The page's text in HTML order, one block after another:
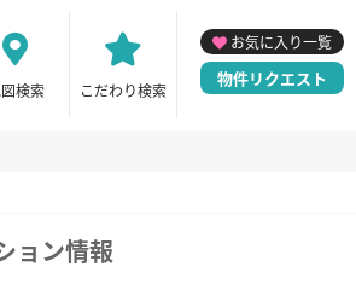
検索 こだわり検索
お気に入り一覧
物件リクエスト
ョン情報